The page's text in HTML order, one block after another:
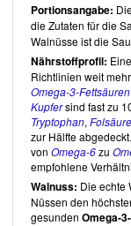
orientalischen
veganen Speisen
auf sehr kreative
des Mitgefühls und
gefunden hat, sind
im KapitelDesserts,
verwendet die
Authentizität und
Backwaren, wie
Die Rezepte sind
entsprechend für
Anlässe geeignet.
Eine Angabe der
Portionsangabe:
die Zutaten für die
Walnüsse ist die
Nährstoffprofil:
Richtlinien weit
Omega-3-Fettsäuren
Kupfersind fast zu
Tryptophan,
zur Hälfte
von Omega-6zu
empfohlene
Walnuss: Die echte
Nüssen den
gesunden Omega-